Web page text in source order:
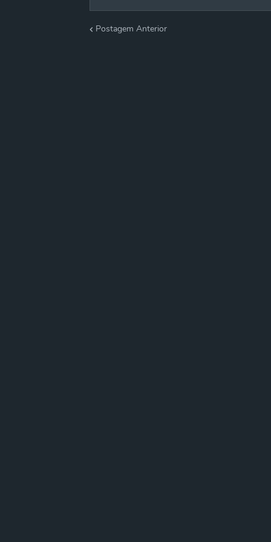
Postagem Anterior